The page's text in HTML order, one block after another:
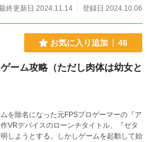
終更新日 2024.11.14
登録日 2024.10.06
お気に入り追加 46
ーム攻略（ただし肉体は幼女と
を除名になった元FPSプロゲーマーの『ア
VRデバイスのローンチタイトル、『ゼタ
しようとする。しかしゲームを起動して始